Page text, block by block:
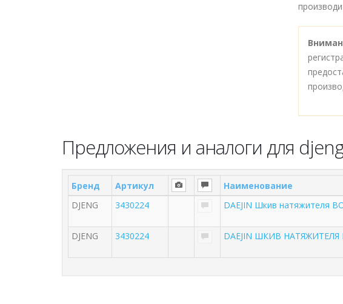
Предложения и аналоги для
Бренд Артикул Наименование
DJENG
3430224 DAEJIN Шкив натяжителя
DJENG 3430224 DAEJIN ШКИВ НАТЯЖИТЕЛЯ